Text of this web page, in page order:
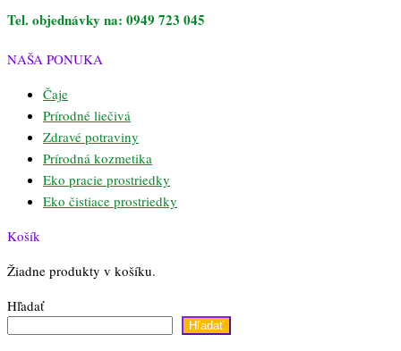
Tel. objednávky na: 0949 723 045
NAŠA PONUKA
Čaje
Prírodné liečivá
Zdravé potraviny
Prírodná kozmetika
Eko pracie prostriedky
Eko čistiace prostriedky
Košík
Žiadne produkty v košíku.
Hľadať
Hľadať